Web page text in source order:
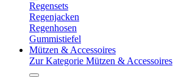
Regensets
Regenjacken
Regenhosen
Gummistiefel
Mützen & Accessoires
Zur Kategorie Mützen & Accessoires